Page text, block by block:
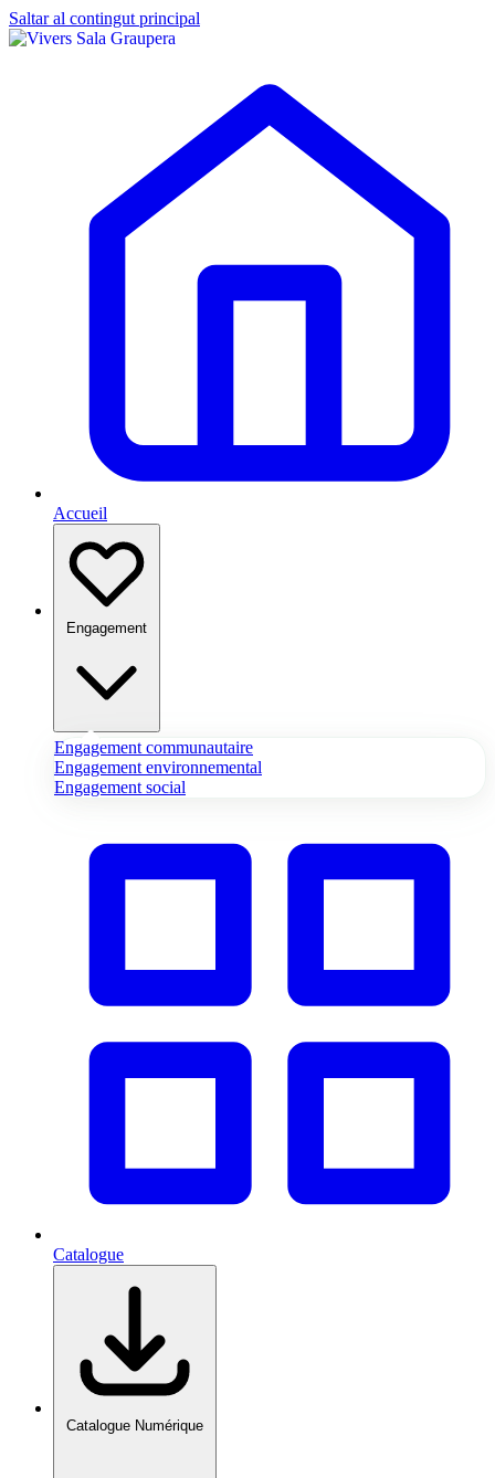
Saltar al contingut principal
Accueil
Engagement
Engagement communautaire
Engagement environnemental
Engagement social
Catalogue
Catalogue Numérique